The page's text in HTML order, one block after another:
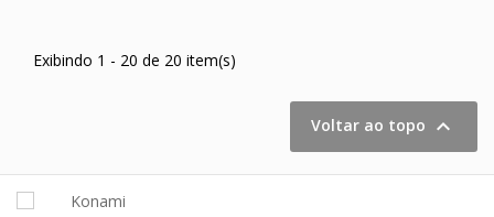
Exibindo 1 - 20 de 20 item(s)
Voltar ao topo 